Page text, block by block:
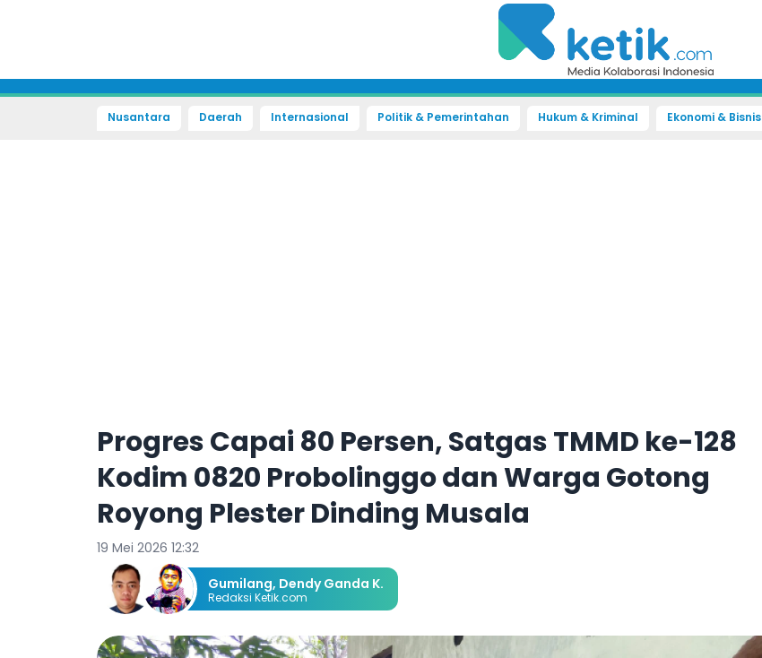
Nusantara Daerah Internasional Politik & Pemerintahan Hukum & Kriminal Ekonomi & Bisnis
Progres Capai 80 Persen, Satgas TMMD ke-128
Kodim 0820 Probolinggo dan Warga Gotong
Royong Plester Dinding Musala
19 Mei 2026 12:32
Gumilang, Dendy Ganda K.
Redaksi Ketik.com